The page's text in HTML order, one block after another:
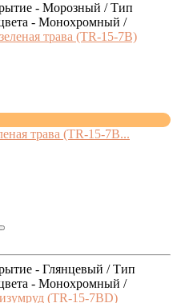
- Морозный / Тип
- Монохромный /
трава (TR-15-7B...
- Глянцевый / Тип
- Монохромный /